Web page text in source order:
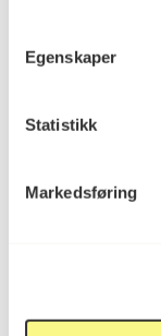
Egenskaper
Statistikk
Markedsføring
Teknikk og